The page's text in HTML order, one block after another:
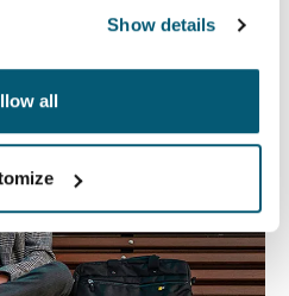
Show details
all